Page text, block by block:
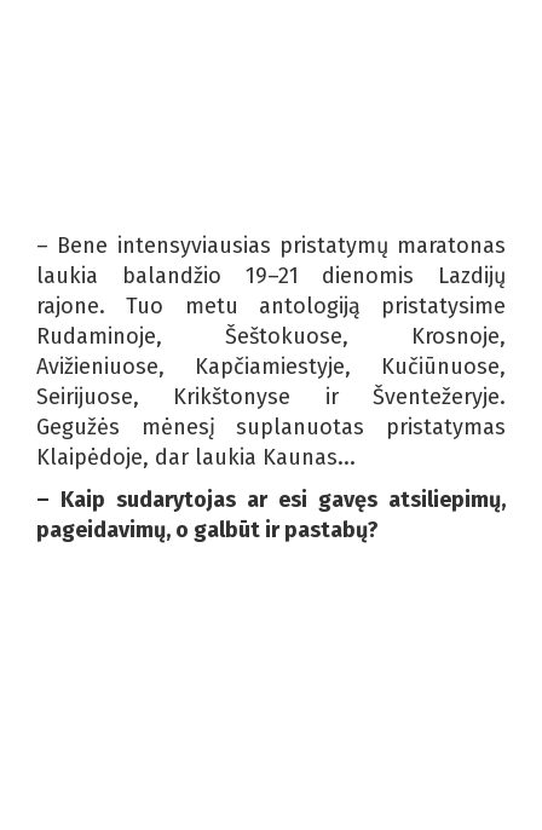
– Bene intensyviausias pristatymų maratonas
laukia balandžio 19–21 dienomis Lazdijų
rajone. Tuo metu antologiją pristatysime
Rudaminoje, Šeštokuose, Krosnoje,
Avižieniuose, Kapčiamiestyje, Kučiūnuose,
Seirijuose, Krikštonyse ir Šventežeryje.
Gegužės mėnesį suplanuotas pristatymas
Klaipėdoje, dar laukia Kaunas...
– Kaip sudarytojas ar esi gavęs atsiliepimų,
pageidavimų, o galbūt ir pastabų?